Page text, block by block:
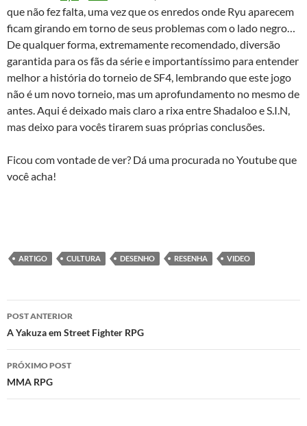
que não fez falta, uma vez que os enredos onde Ryu aparecem
ficam girando em torno de seus problemas com o lado negro…
De qualquer forma, extremamente recomendado, diversão
garantida para os fãs da série e importantíssimo para entender
melhor a história do torneio de SF4, lembrando que este jogo
não é um novo torneio, mas um aprofundamento no mesmo de
antes. Aqui é deixado mais claro a rixa entre Shadaloo e S.I.N,
mas deixo para vocês tirarem suas próprias conclusões.
Ficou com vontade de ver? Dá uma procurada no Youtube que
você acha!
ARTIGO CULTURA DESENHO RESENHA VIDEO
Navegação
de
posts
POST ANTERIOR
A Yakuza em Street Fighter RPG
PRÓXIMO POST
MMA RPG